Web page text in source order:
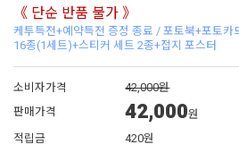
《 단순 반품 불가 》
케투특전+예약특전 증정 종료 / 포토북+포토
16종(1세트)+스티커 세트 2종+접지 포스터
소비자가격
42,000원
판매가격
42,000원
적립금
420원